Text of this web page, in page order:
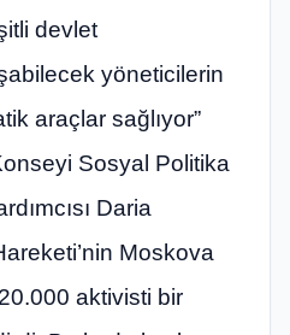
devlet
yöneticilerin
araçlar sağlıyor”
Sosyal Politika
Daria
Moskova
aktivisti bir